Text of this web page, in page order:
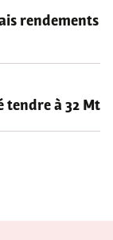
rendements
tendre à 32 Mt